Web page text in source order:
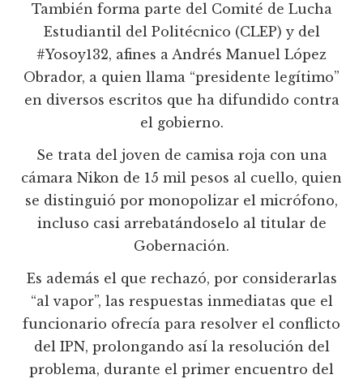
También forma parte del Comité de Lucha
Estudiantil del Politécnico (CLEP) y del
#Yosoy132, afines a Andrés Manuel López
Obrador, a quien llama “presidente legítimo”
en diversos escritos que ha difundido contra
el gobierno.
Se trata del joven de camisa roja con una
cámara Nikon de 15 mil pesos al cuello, quien
se distinguió por monopolizar el micrófono,
incluso casi arrebatándoselo al titular de
Gobernación.
Es además el que rechazó, por considerarlas
“al vapor”, las respuestas inmediatas que el
funcionario ofrecía para resolver el conflicto
del IPN, prolongando así la resolución del
problema, durante el primer encuentro del